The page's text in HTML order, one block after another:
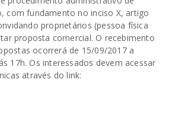
com fundamento no inciso X, artigo
proprietários (pessoa física
proposta comercial. O recebimento
ocorrerá de 15/09/2017 a
17h. Os interessados devem acessar
através do link: